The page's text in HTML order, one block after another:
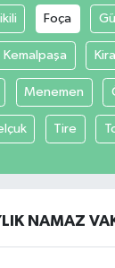
Foça
Kemalpaşa
Menemen
Tire
NAMAZ